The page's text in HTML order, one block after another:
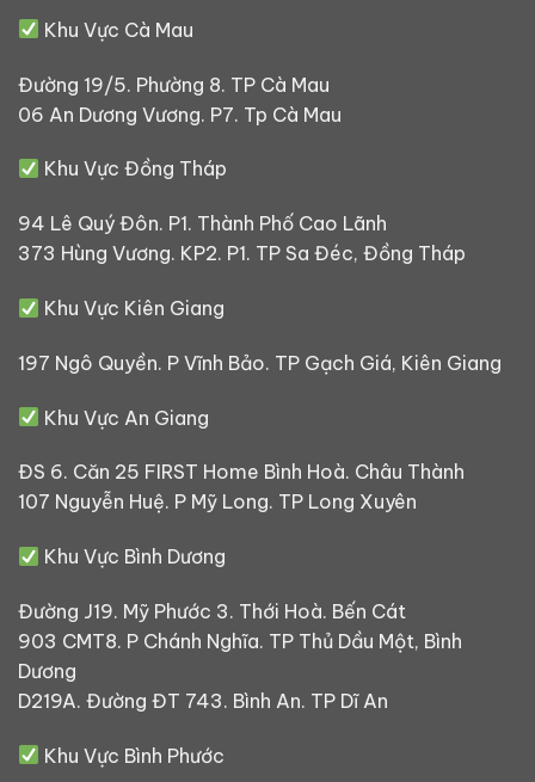
Khu Vực Cà Mau
Đường 19/5. Phường 8. TP Cà Mau
06 An Dương Vương. P7. Tp Cà Mau
Khu Vực Đồng Tháp
94 Lê Quý Đôn. P1. Thành Phố Cao Lãnh
373 Hùng Vương. KP2. P1. TP Sa Đéc, Đồng Tháp
Khu Vực Kiên Giang
197 Ngô Quyền. P Vĩnh Bảo. TP Gạch Giá, Kiên Giang
Khu Vực An Giang
ĐS 6. Căn 25 FIRST Home Bình Hoà. Châu Thành
107 Nguyễn Huệ. P Mỹ Long. TP Long Xuyên
Khu Vực Bình Dương
Đường J19. Mỹ Phước 3. Thới Hoà. Bến Cát
903 CMT8. P Chánh Nghĩa. TP Thủ Dầu Một, Bình
Dương
D219A. Đường ĐT 743. Bình An. TP Dĩ An
Khu Vực Bình Phước